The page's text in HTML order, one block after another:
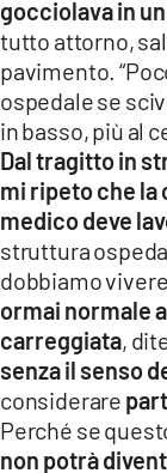
gocciolava in
tutto attorno,
pavimento.
ospedale se
in basso, più al
Dal tragitto in
mi ripeto che la
medico deve
struttura
dobbiamo
ormai normale
carreggiata,
senza il senso
considerare
Perché se
non potrà